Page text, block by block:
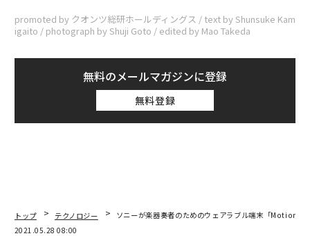
promoted by クオンツ総研ホールディングス / text by Shunsuke Kam
igaito / photograph by Shuji Goto / edited by Mao Takeda
無料のメールマガジンに登録
無料登録
トップ テクノロジー
ソニーが楽器奏者のためのウェアラブル端末「Motion
2021.05.28 08:00